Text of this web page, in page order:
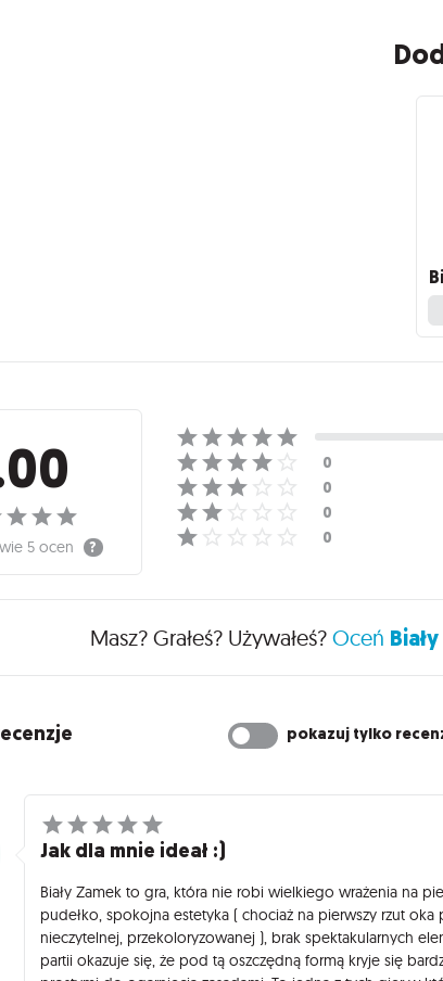
5 ocen
Masz? Grałeś? Używałeś?Oceń
pokazuj tylko
Jak dla mnie ideał :)
Biały Zamek to gra, która nie robi wielkiego wrażenia na
pudełko, spokojna estetyka ( chociaż na pierwszy rzut oka
nieczytelnej, przekoloryzowanej ), brak spektakularnych
partii okazuje się, że pod tą oszczędną formą kryje się